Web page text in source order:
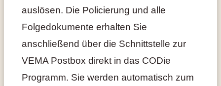
auslösen. Die Policierung und alle
Folgedokumente erhalten Sie
anschließend über die Schnittstelle zur
VEMA Postbox direkt in das CODie
Programm. Sie werden automatisch zum